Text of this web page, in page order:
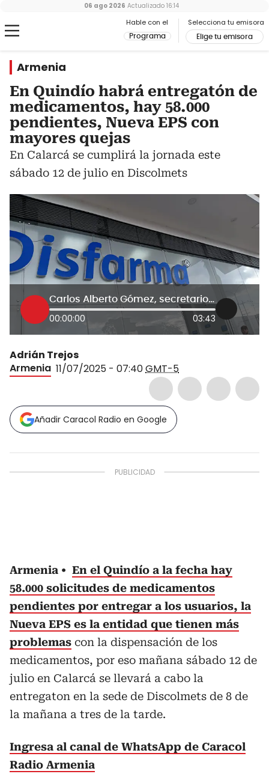
Hable con el
Programa
Selecciona tu emisora
Elige tu emisora
06 ago 2026 Actualizado 16:14
Armenia
En Quindío habrá entregatón de
medicamentos, hay 58.000
pendientes, Nueva EPS con
mayores quejas
En Calarcá se cumplirá la jornada este
sábado 12 de julio en Discolmets
Carlos Alberto Gómez, secretario de salud del Quindío
00:00:00 03:43
Adrián Trejos
Armenia 11/07/2025 - 07:40GMT-5
Añadir Caracol Radio en Google
Armenia
En el Quindío a la fecha hay
58.000 solicitudes de medicamentos
pendientes por entregar a los usuarios, la
Nueva EPS es la entidad que tienen más
problemas con la dispensación de los
medicamentos, por eso mañana sábado 12 de
julio en Calarcá se llevará a cabo la
entregaton en la sede de Discolmets de 8 de
la mañana a tres de la tarde.
Ingresa al canal de WhatsApp de Caracol
Radio Armenia